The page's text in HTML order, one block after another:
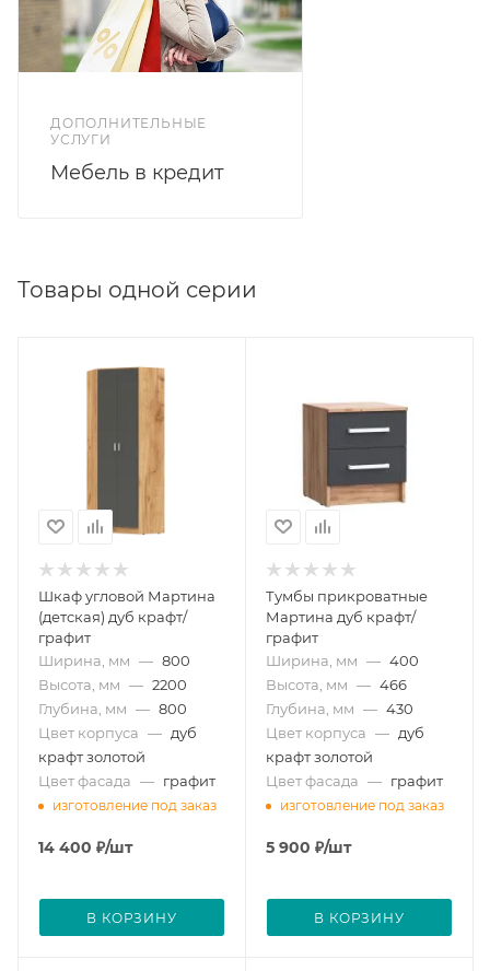
ДОПОЛНИТЕЛЬНЫЕ
УСЛУГИ
Мебель в кредит
Товары одной серии
Шкаф угловой Мартина
(детская) дуб крафт/
графит
Ширина, мм — 800
Высота, мм — 2200
Глубина, мм — 800
Цвет корпуса — дуб
крафт золотой
Цвет фасада — графит
изготовление под заказ
14 400 ₽/шт
В КОРЗИНУ
Тумбы прикроватные
Мартина дуб крафт/
графит
Ширина, мм — 400
Высота, мм — 466
Глубина, мм — 430
Цвет корпуса — дуб
крафт золотой
Цвет фасада — графит
изготовление под заказ
5 900 ₽/шт
В КОРЗИНУ